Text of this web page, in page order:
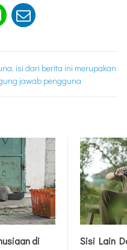
isi dari berita ini merupakan
jawab pengguna
di
Sisi Lain